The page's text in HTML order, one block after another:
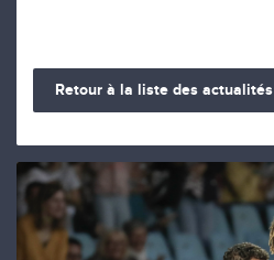
Retour à la liste des actualités